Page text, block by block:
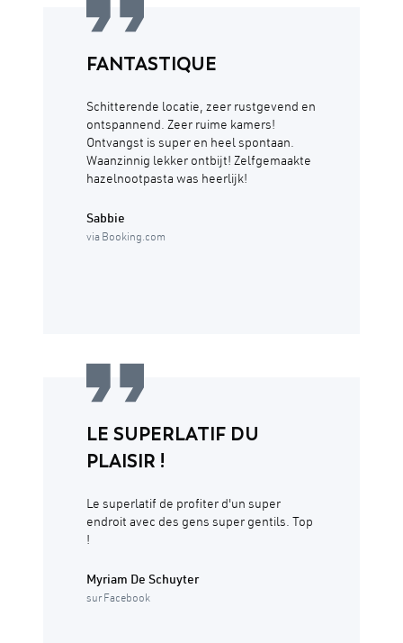
FANTASTIQUE
Schitterende locatie, zeer rustgevend en
ontspannend. Zeer ruime kamers!
Ontvangst is super en heel spontaan.
Waanzinnig lekker ontbijt! Zelfgemaakte
hazelnootpasta was heerlijk!
Sabbie
via Booking.com
LE SUPERLATIF DU
PLAISIR !
Le superlatif de profiter d'un super
endroit avec des gens super gentils. Top
!
Myriam De Schuyter
sur Facebook